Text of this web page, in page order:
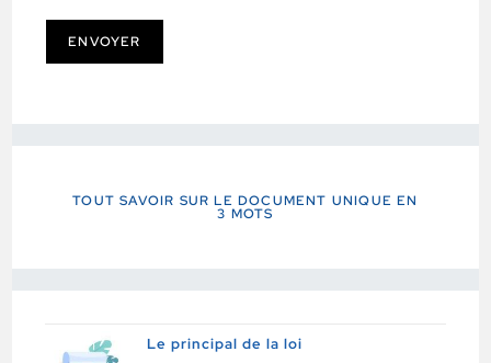
ENVOYER
TOUT SAVOIR SUR LE DOCUMENT UNIQUE EN
3 MOTS
Le principal de la loi